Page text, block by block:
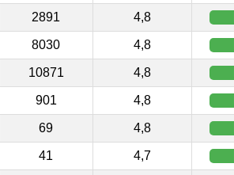
2891 4,8
8030 4,8
10871 4,8
901 4,8
69 4,8
41 4,7